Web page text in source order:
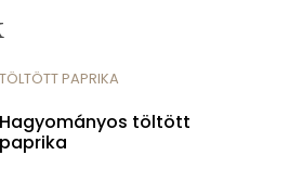
TÖLTÖTT PAPRIKA
Hagyományos töltött
paprika